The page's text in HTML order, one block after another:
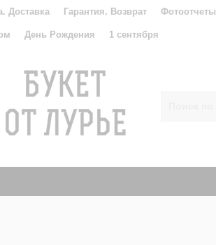
Доставка Гарантия. Возврат Фотоотчеты
День Рождения 1 сентября